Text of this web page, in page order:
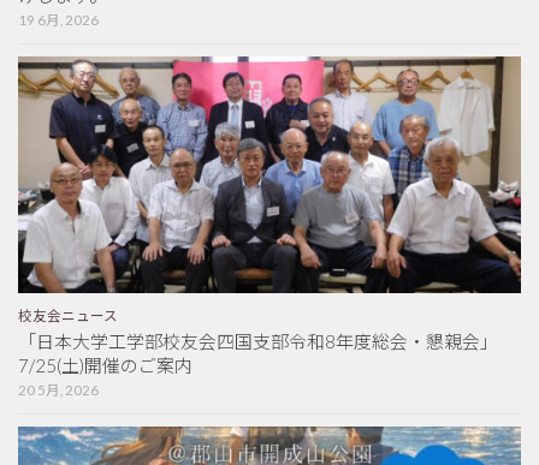
19 6月, 2026
校友会ニュース
「日本大学工学部校友会四国支部令和8年度総会・懇親会」
7/25(土)開催のご案内
20 5月, 2026